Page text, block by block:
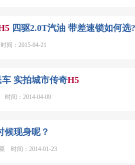
5 四驱2.0T汽油 带差速锁如何选?
：2015-04-21
实拍城市传奇H5
间：2014-04-09
候现身呢？
时间：2014-01-23